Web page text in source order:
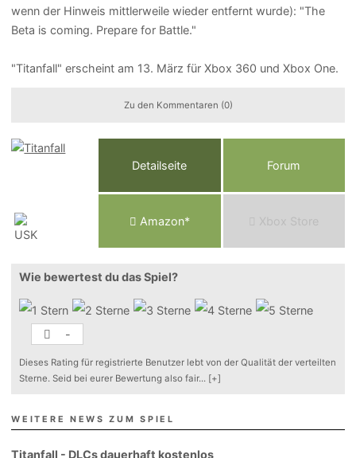
wenn der Hinweis mittlerweile wieder entfernt wurde): "The
Beta is coming. Prepare for Battle."
"Titanfall" erscheint am 13. März für Xbox 360 und Xbox One.
Zu den Kommentaren (0)
Detailseite Forum
Amazon* Xbox Store
Wie bewertest du das Spiel?
-
Dieses Rating für registrierte Benutzer lebt von der Qualität der verteilten
Sterne. Seid bei eurer Bewertung also fair... [+]
WEITERE NEWS ZUM SPIEL
Titanfall - DLCs dauerhaft kostenlos